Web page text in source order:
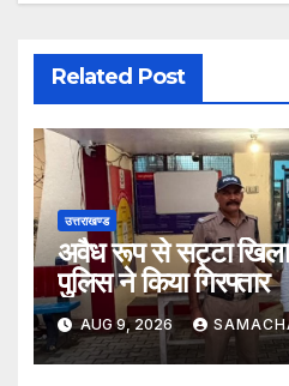
Related Post
उत्तराखण्ड
अवैध रूप से सट्टा
पुलिस ने किया गिरफ्तार
AUG 9, 2026